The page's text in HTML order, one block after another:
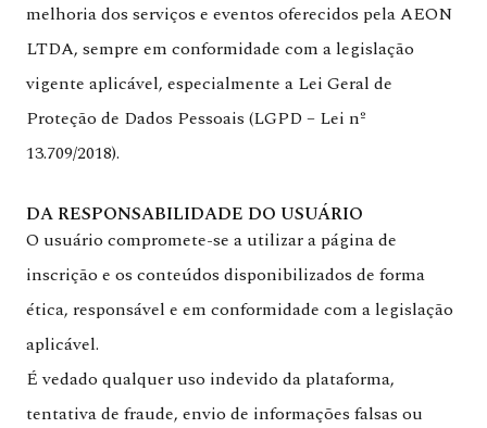
melhoria dos serviços e eventos oferecidos pela AEON
LTDA, sempre em conformidade com a legislação
vigente aplicável, especialmente a Lei Geral de
Proteção de Dados Pessoais (LGPD – Lei nº
13.709/2018).
DA RESPONSABILIDADE DO USUÁRIO
O usuário compromete-se a utilizar a página de
inscrição e os conteúdos disponibilizados de forma
ética, responsável e em conformidade com a legislação
aplicável.
É vedado qualquer uso indevido da plataforma,
tentativa de fraude, envio de informações falsas ou